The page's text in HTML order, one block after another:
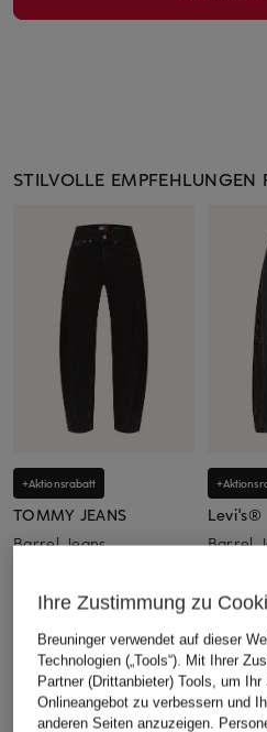
STILVOLLE EMPFEHLUNGEN
+Aktionsrabatt
TOMMY JEANS
Barrel Jeans
Bestpreis:67,49 €
Levi's®
Barrel
ÄHNLICHE ARTIKEL
Ihre Zustimmung zu
Breuninger verwendet auf dieser
Technologien („Tools“). Mit Ihrer
Partner (Drittanbieter) Tools, um
Onlineangebot zu verbessern und
anderen Seiten anzuzeigen.